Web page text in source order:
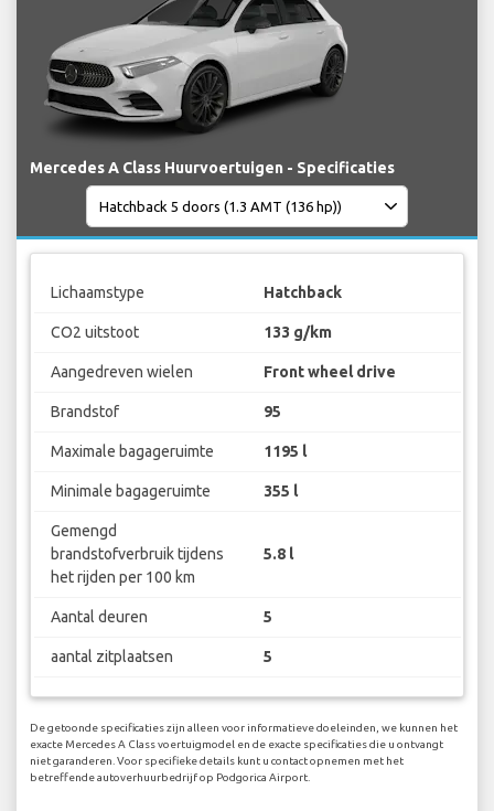
Mercedes A Class Huurvoertuigen - Specificaties
Lichaamstype Hatchback
CO2 uitstoot 133 g/km
Aangedreven wielen Front wheel drive
Brandstof 95
Maximale bagageruimte 1195 l
Minimale bagageruimte 355 l
Gemengd
brandstofverbruik tijdens
het rijden per 100 km
5.8 l
Aantal deuren 5
aantal zitplaatsen 5
De getoonde specificaties zijn alleen voor informatieve doeleinden, we kunnen het
exacte Mercedes A Class voertuigmodel en de exacte specificaties die u ontvangt
niet garanderen. Voor specifieke details kunt u contact opnemen met het
betreffende autoverhuurbedrijf op Podgorica Airport.